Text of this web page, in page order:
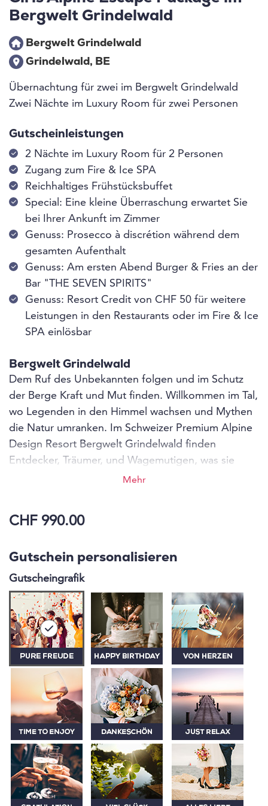
Bergwelt Grindelwald
Bergwelt Grindelwald
Grindelwald, BE
Übernachtung für zwei im Bergwelt Grindelwald
Zwei Nächte im Luxury Room für zwei Personen
Gutscheinleistungen
2 Nächte im Luxury Room für 2 Personen
Zugang zum Fire & Ice SPA
Reichhaltiges Frühstücksbuffet
Special: Eine kleine Überraschung erwartet Sie
bei Ihrer Ankunft im Zimmer
Genuss: Prosecco à discrétion während dem
gesamten Aufenthalt
Genuss: Am ersten Abend Burger & Fries an der
Bar "THE SEVEN SPIRITS"
Genuss: Resort Credit von CHF 50 für weitere
Leistungen in den Restaurants oder im Fire & Ice
SPA einlösbar
Bergwelt Grindelwald
Dem Ruf des Unbekannten folgen und im Schutz
der Berge Kraft und Mut finden. Willkommen im Tal,
wo Legenden in den Himmel wachsen und Mythen
die Natur umranken. Im Schweizer Premium Alpine
Design Resort Bergwelt Grindelwald finden
Entdecker, Träumer, und Wagemutigen, was sie
Mehr
CHF 990.00
Gutschein personalisieren
Gutscheingrafik